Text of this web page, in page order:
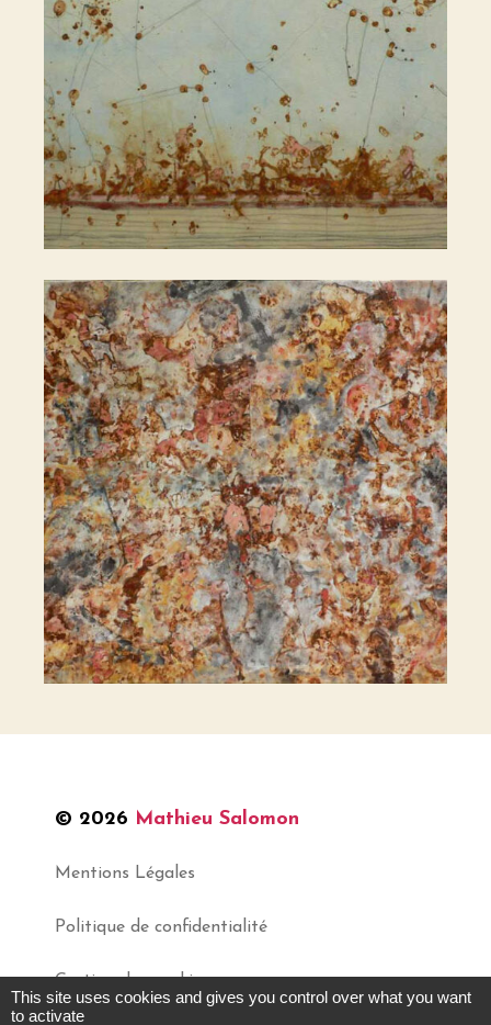
© 2026 Mathieu Salomon
Mentions Légales
Politique de confidentialité
Gestion des cookies
This site uses cookies and gives you control over what you want
to activate